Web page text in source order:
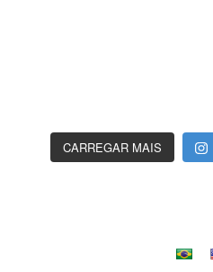
CARREGAR MAIS